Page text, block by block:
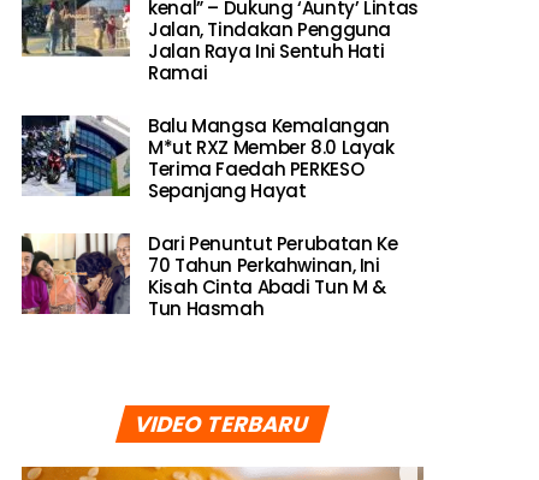
kenal” – Dukung ‘Aunty’ Lintas
Jalan, Tindakan Pengguna
Jalan Raya Ini Sentuh Hati
Ramai
Balu Mangsa Kemalangan
M*ut RXZ Member 8.0 Layak
Terima Faedah PERKESO
Sepanjang Hayat
Dari Penuntut Perubatan Ke
70 Tahun Perkahwinan, Ini
Kisah Cinta Abadi Tun M &
Tun Hasmah
VIDEO TERBARU